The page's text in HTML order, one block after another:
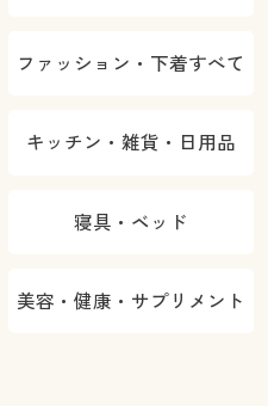
ファッション・下着すべて
キッチン・雑貨・日用品
寝具・ベッド
美容・健康・サプリメント